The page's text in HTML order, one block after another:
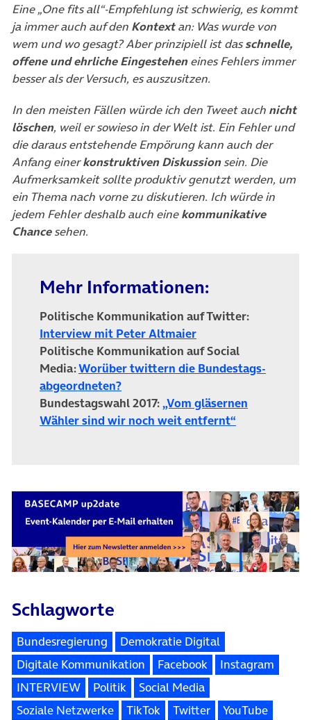
Eine „One fits all“-Empfehlung ist schwierig, es kommt
ja immer auch auf den Kontextan: Was wurde von
wem und wo gesagt? Aber prinzipiell ist dasschnelle,
offene und ehrliche Eingesteheneines Fehlers immer
besser als der Versuch, es auszusitzen.
In den meisten Fällen würde ich den Tweet auch nicht
löschen, weil er sowieso in der Welt ist. Ein Fehler und
die daraus entstehende Empörung kann auch der
Anfang einerkonstruktiven Diskussionsein. Die
Aufmerksamkeit sollte produktiv genutzt werden, um
ein Thema nach vorne zu diskutieren. Ich würde in
jedem Fehler deshalb auch einekommunikative
Chancesehen.
Mehr Informationen:
Politische Kommunikation auf Twitter:
Interview mit Peter Altmaier(öffnet in neuem Tab)
Politische Kommunikation auf Social
Media:Worüber twittern die Bundestags­
abgeordneten?(öffnet in neuem Tab)
Bundestagswahl 2017:„Vom gläsernen
Wähler sind wir noch weit entfernt“
Schlagworte
Bundesregierung
Demokratie Digital
Digitale Kommunikation
Facebook
Instagram
INTERVIEW
Politik
Social Media
Soziale Netzwerke
TikTok Twitter YouTube